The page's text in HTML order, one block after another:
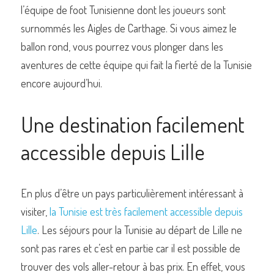
l’équipe de foot Tunisienne dont les joueurs sont
surnommés les Aigles de Carthage. Si vous aimez le
ballon rond, vous pourrez vous plonger dans les
aventures de cette équipe qui fait la fierté de la Tunisie
encore aujourd’hui.
Une destination facilement
accessible depuis Lille
En plus d’être un pays particulièrement intéressant à
visiter, la Tunisie est très facilement accessible depuis
Lille. Les séjours pour la Tunisie au départ de Lille ne
sont pas rares et c’est en partie car il est possible de
trouver des vols aller-retour à bas prix. En effet, vous